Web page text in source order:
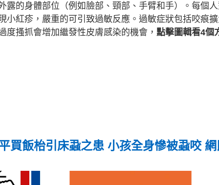
露的身體部位（例如臉部、頸部、手臂和手）。每個
小紅疹，嚴重的可引致過敏反應。過敏症狀包括咬痕
搔抓會增加繼發性皮膚感染的機會， 點擊圖輯看4個
買飯枱引床蝨之患 小孩全身慘被蝨咬 網